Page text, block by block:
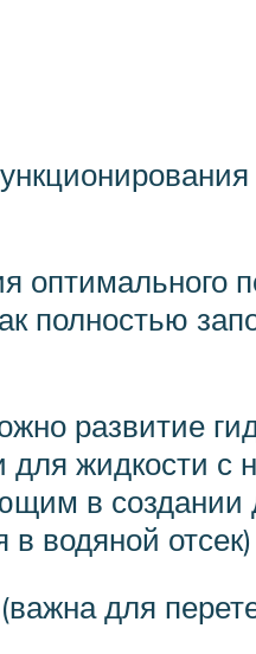
полностью
развитие
жидкости
в создании
в водяной отсек)
для